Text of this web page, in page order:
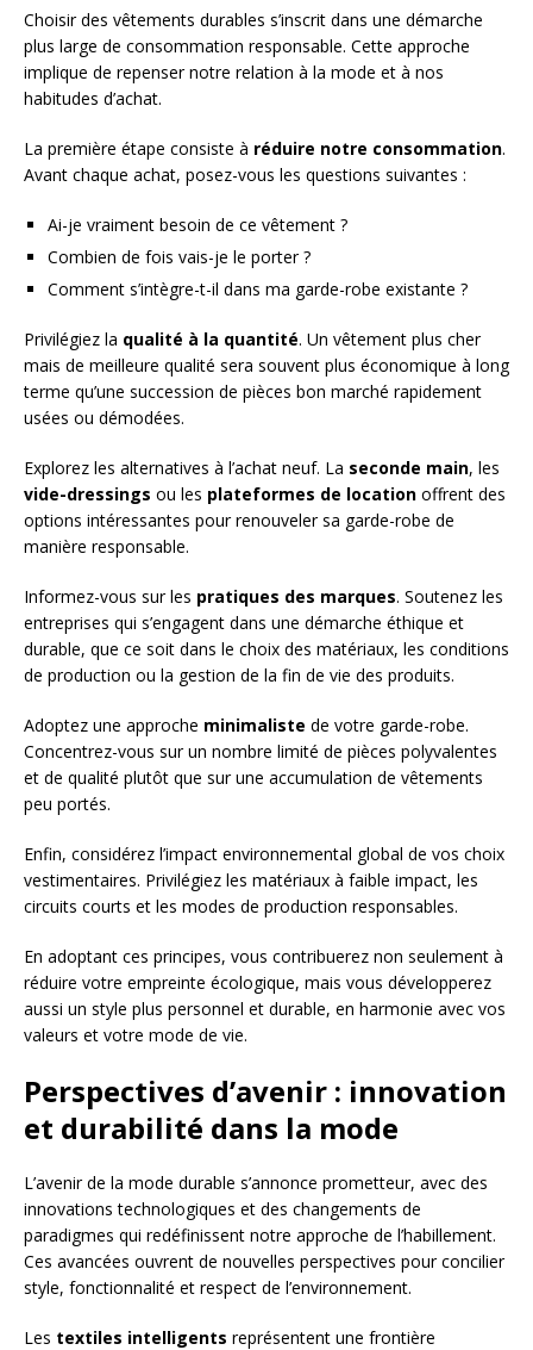
Choisir des vêtements durables s’inscrit dans une démarche
plus large de consommation responsable. Cette approche
implique de repenser notre relation à la mode et à nos
habitudes d’achat.
La première étape consiste à réduire notre consommation.
Avant chaque achat, posez-vous les questions suivantes :
Ai-je vraiment besoin de ce vêtement ?
Combien de fois vais-je le porter ?
Comment s’intègre-t-il dans ma garde-robe existante ?
Privilégiez la qualité à la quantité. Un vêtement plus cher
mais de meilleure qualité sera souvent plus économique à long
terme qu’une succession de pièces bon marché rapidement
usées ou démodées.
Explorez les alternatives à l’achat neuf. La seconde main, les
vide-dressings ou les plateformes de location offrent des
options intéressantes pour renouveler sa garde-robe de
manière responsable.
Informez-vous sur les pratiques des marques. Soutenez les
entreprises qui s’engagent dans une démarche éthique et
durable, que ce soit dans le choix des matériaux, les conditions
de production ou la gestion de la fin de vie des produits.
Adoptez une approche minimaliste de votre garde-robe.
Concentrez-vous sur un nombre limité de pièces polyvalentes
et de qualité plutôt que sur une accumulation de vêtements
peu portés.
Enfin, considérez l’impact environnemental global de vos choix
vestimentaires. Privilégiez les matériaux à faible impact, les
circuits courts et les modes de production responsables.
En adoptant ces principes, vous contribuerez non seulement à
réduire votre empreinte écologique, mais vous développerez
aussi un style plus personnel et durable, en harmonie avec vos
valeurs et votre mode de vie.
Perspectives d’avenir : innovation
et durabilité dans la mode
L’avenir de la mode durable s’annonce prometteur, avec des
innovations technologiques et des changements de
paradigmes qui redéfinissent notre approche de l’habillement.
Ces avancées ouvrent de nouvelles perspectives pour concilier
style, fonctionnalité et respect de l’environnement.
Les textiles intelligents représentent une frontière